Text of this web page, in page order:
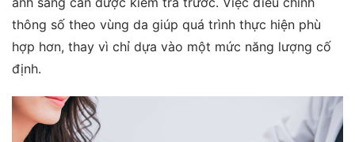
thông số theo vùng da giúp quá trình thực hiện phù
hợp hơn, thay vì chỉ dựa vào một mức năng lượng cố
định.